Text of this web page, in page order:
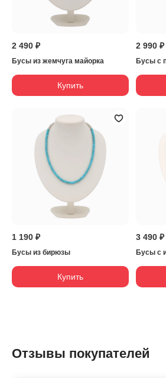
2 490 ₽
Бусы из жемчуга майорка
Купить
2 990 ₽
Бусы с
1 190 ₽
Бусы из бирюзы
Купить
3 490 ₽
Бусы с
Отзывы покупателей